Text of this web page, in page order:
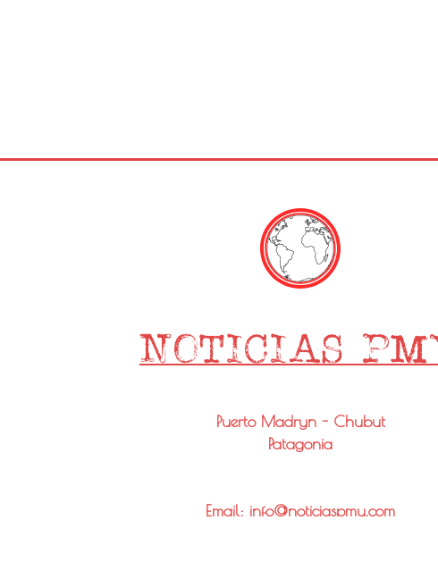
Puerto Madryn - Chubut
Patagonia
Email: info@noticiaspmy.com